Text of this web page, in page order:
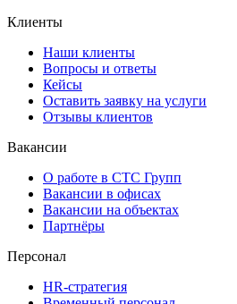
Клиенты
Наши клиенты
Вопросы и ответы
Кейсы
Оставить заявку на услуги
Отзывы клиентов
Вакансии
О работе в СТС Групп
Вакансии в офисах
Вакансии на объектах
Партнёры
Персонал
HR-стратегия